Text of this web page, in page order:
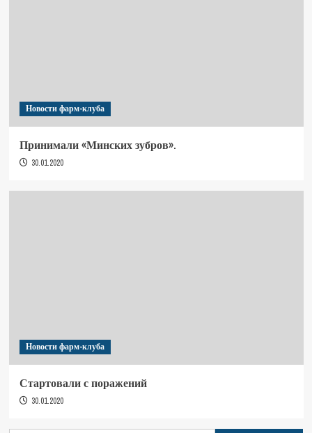
Новости фарм-клуба
Принимали «Минских зубров».
30.01.2020
Новости фарм-клуба
Стартовали с поражений
30.01.2020